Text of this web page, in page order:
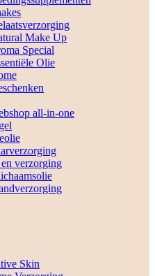
Make Up
Special
Olie
all-in-one
verzorging
Skin